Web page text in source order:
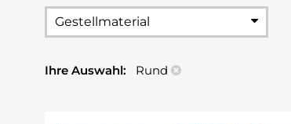
Gestellmaterial
Ihre Auswahl: Rund